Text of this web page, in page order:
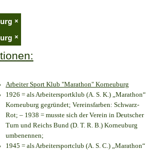
×
×
Arbeiter Sport Klub "Marathon" Korneuburg
1926 = als Arbeitersportklub (A. S. K.) „Marathon“
Korneuburg gegründet; Vereinsfarben: Schwarz-
Rot; – 1938 = musste sich der Verein in Deutscher
Turn und Reichs Bund (D. T. R. B.) Korneuburg
umbenennen;
1945 = als Arbeitersportclub (A. S. C.) „Marathon“